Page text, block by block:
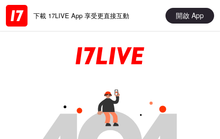
下載 17LIVE App 享受更直接互動 開啟 App